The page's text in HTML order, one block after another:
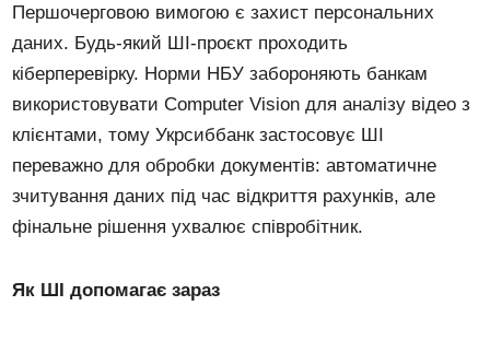
Першочерговою вимогою є захист персональних
даних. Будь-який ШІ-проєкт проходить
кіберперевірку. Норми НБУ забороняють банкам
використовувати Computer Vision для аналізу відео з
клієнтами, тому Укрсиббанк застосовує ШІ
переважно для обробки документів: автоматичне
зчитування даних під час відкриття рахунків, але
фінальне рішення ухвалює співробітник.
Як ШІ допомагає зараз